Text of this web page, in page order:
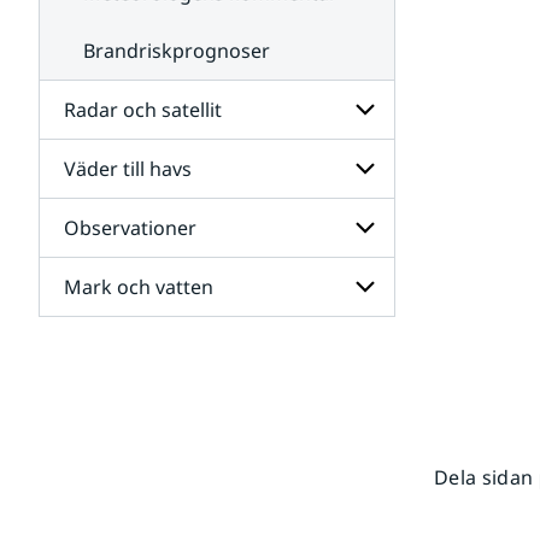
Brandriskprognoser
Radar och satellit
Undersidor
för
Radar
och
satellit
Väder till havs
Undersidor
för
Väder
till
havs
Observationer
Undersidor
för
Mark och vatten
Dela sidan